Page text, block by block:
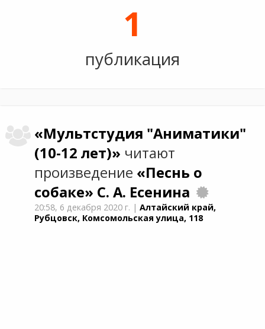
1
публикация
«Мультстудия "Аниматики"
(10-12 лет)» читают
произведение «Песнь о
собаке» С. А. Есенина
20:58, 6 декабря 2020 г. |Алтайский край,
Рубцовск, Комсомольская улица, 118